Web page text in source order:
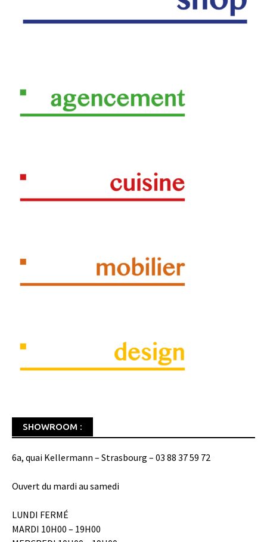
SHOWROOM :
6a, quai Kellermann – Strasbourg – 03 88 37 59 72
Ouvert du mardi au samedi
LUNDI FERMÉ
MARDI 10H00 – 19H00